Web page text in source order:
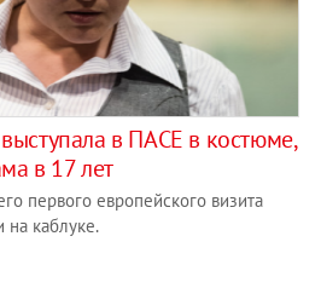
в ПАСЕ в костюме,
в 17 лет
первого европейского визита
каблуке.